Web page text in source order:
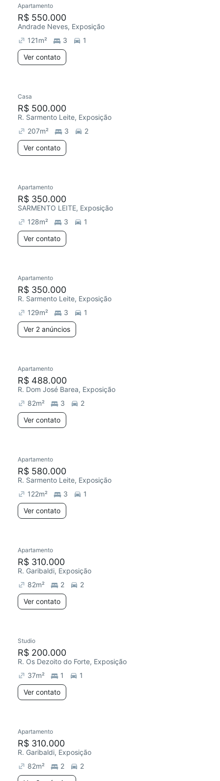
Chegou este mês
Apartamento
R$ 550.000
Andrade Neves, Exposição
121m² 3
1
Ver contato
Casa
R$ 500.000
R. Sarmento Leite, Exposição
207m² 3
2
Ver contato
Chegou este mês
Apartamento
R$ 350.000
SARMENTO LEITE, Exposição
128m² 3
1
Ver contato
Chegou este mês
Apartamento
R$ 350.000
R. Sarmento Leite, Exposição
129m² 3
1
Ver 2 anúncios
Redecorar
Apartamento
R$ 488.000
R. Dom José Barea, Exposição
82m² 3
2
Ver contato
Apartamento
R$ 580.000
R. Sarmento Leite, Exposição
122m² 3
1
Ver contato
Apartamento
R$ 310.000
R. Garibaldi, Exposição
82m² 2
2
Ver contato
Studio
R$ 200.000
R. Os Dezoito do Forte, Exposição
37m² 1
1
Ver contato
Apartamento
R$ 310.000
R. Garibaldi, Exposição
82m² 2
2